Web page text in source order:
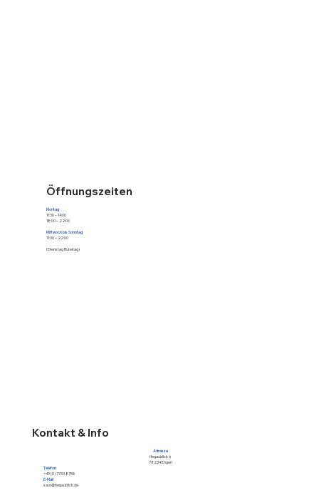
Kontakt & Info
Adresse
Hegaublick 6
78234 Engen
Telefon
+49 (0) 7733 8755
E-Mail
saur@hegaublick.de
Öffnungszeiten
Montag
11:30 – 14:00
18:00 – 22:00
Mittwoch bis Sonntag
11:30 – 22:00
(Dienstag Ruhetag)